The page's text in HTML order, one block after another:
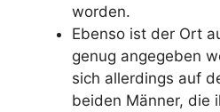
worden.
Ebenso ist der Ort
genug angegeben
sich allerdings auf
beiden Männer, die